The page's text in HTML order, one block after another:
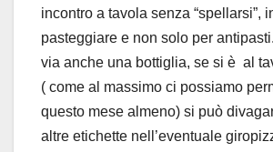
incontro a tavola senza “spellarsi”,
pasteggiare e non solo per
via anche una bottiglia, se si è al
( come al massimo ci possiamo
questo mese almeno) si può
altre etichette nell’eventuale